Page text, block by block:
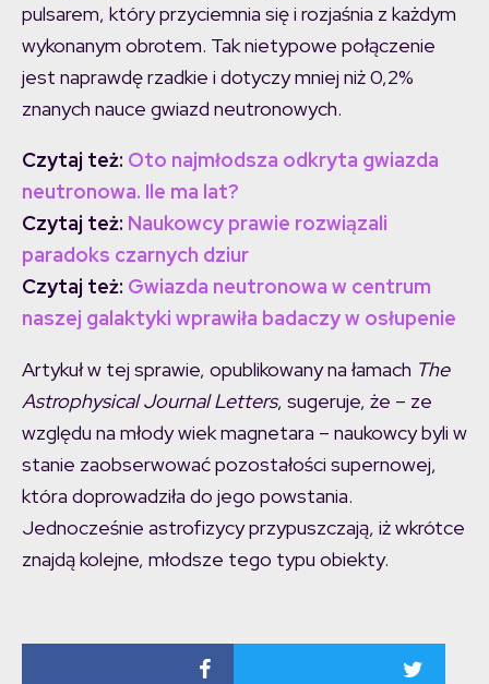
pulsarem, który przyciemnia się i rozjaśnia z każdym
wykonanym obrotem. Tak nietypowe połączenie
jest naprawdę rzadkie i dotyczy mniej niż 0,2%
znanych nauce gwiazd neutronowych.
Czytaj też: Oto najmłodsza odkryta gwiazda
neutronowa. Ile ma lat?
Czytaj też: Naukowcy prawie rozwiązali
paradoks czarnych dziur
Czytaj też: Gwiazda neutronowa w centrum
naszej galaktyki wprawiła badaczy w osłupenie
Artykuł w tej sprawie, opublikowany na łamach The
Astrophysical Journal Letters, sugeruje, że – ze
względu na młody wiek magnetara – naukowcy byli w
stanie zaobserwować pozostałości supernowej,
która doprowadziła do jego powstania.
Jednocześnie astrofizycy przypuszczają, iż wkrótce
znajdą kolejne, młodsze tego typu obiekty.